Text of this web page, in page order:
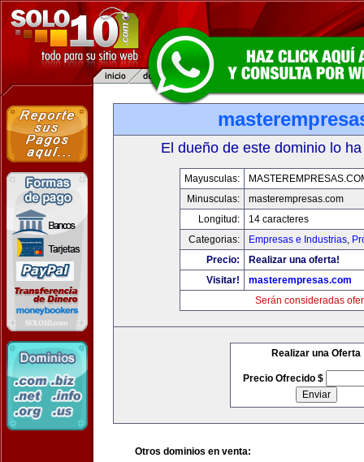
El dueño de este dominio lo
Mayusculas:
Minusculas:
masterempresas.com
Longitud:
14 caracteres
Categorias:
Empresas e Industrias,
Precio:
Realizar una oferta!
Visitar!
masterempresas.com
Serán consideradas
Realizar una Oferta
Precio Ofrecido $
Otros dominios en venta: